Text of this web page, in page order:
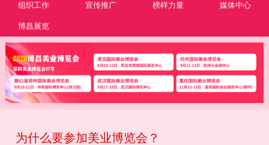
组织工作 宣传推广 榜样力量 媒体中心
博昌展览
为什么要参加美业博览会？